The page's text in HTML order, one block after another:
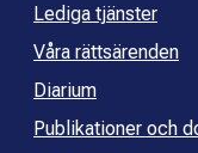
Lediga tjänster
Våra rättsärenden
Diarium
Publikationer och